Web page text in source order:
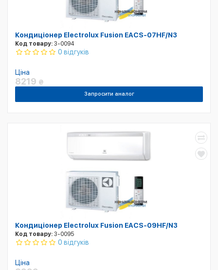
Кондиціонер Electrolux Fusion EACS-07HF/N3
Код товару: 3-0094
0 відгуків
Ціна
8219 ₴
Запросити аналог
Кондиціонер Electrolux Fusion EACS-09HF/N3
Код товару: 3-0095
0 відгуків
Ціна